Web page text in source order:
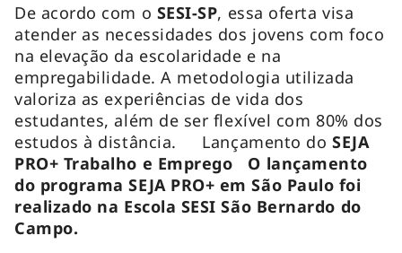
De acordo com o SESI-SP, essa oferta visa
atender as necessidades dos jovens com foco
na elevação da escolaridade e na
empregabilidade. A metodologia utilizada
valoriza as experiências de vida dos
estudantes, além de ser flexível com 80% dos
estudos à distância. Lançamento do SEJA
PRO+ Trabalho e Emprego O lançamento
do programa SEJA PRO+ em São Paulo foi
realizado na Escola SESI São Bernardo do
Campo.